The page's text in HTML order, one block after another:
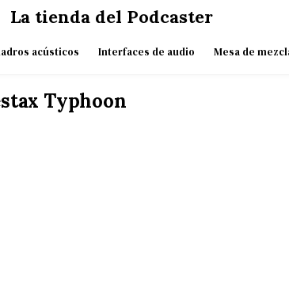
La tienda del Podcaster
acústicos Interfaces de audio Mesa de
Typhoon